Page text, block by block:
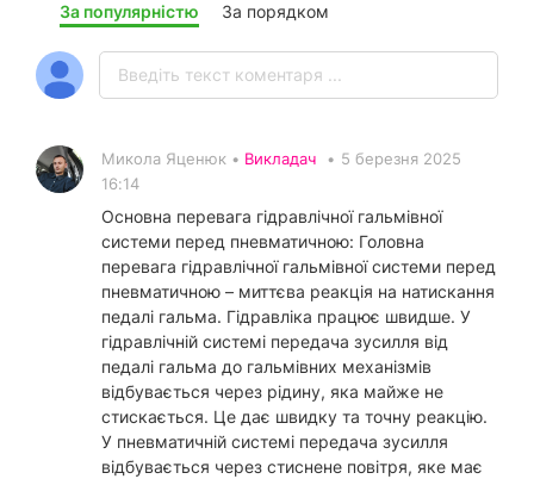
За популярністю За порядком
Микола Яценюк • Викладач • 5 березня 2025
16:14
Основна перевага гідравлічної гальмівної
системи перед пневматичною: Головна
перевага гідравлічної гальмівної системи перед
пневматичною – миттєва реакція на натискання
педалі гальма. Гідравліка працює швидше. У
гідравлічній системі передача зусилля від
педалі гальма до гальмівних механізмів
відбувається через рідину, яка майже не
стискається. Це дає швидку та точну реакцію.
У пневматичній системі передача зусилля
відбувається через стиснене повітря, яке має